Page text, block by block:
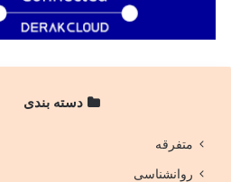
دسته بندی
متفرقه
روانشناسی